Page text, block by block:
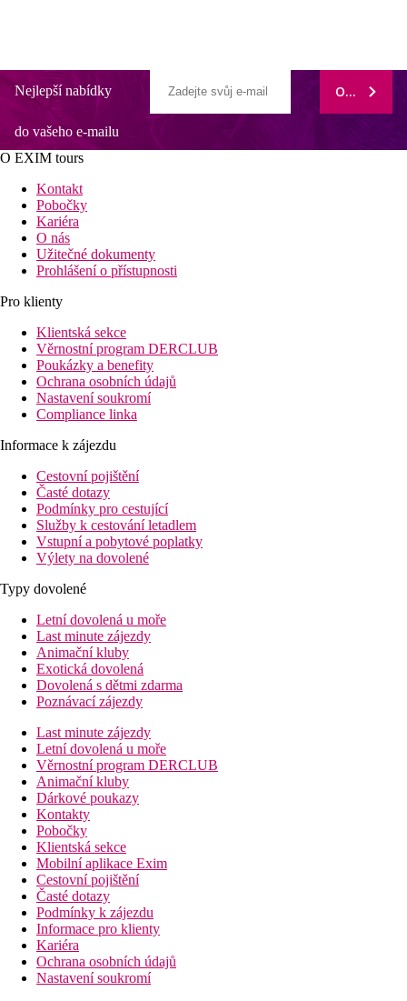
Nejlepší nabídky
do vašeho e-mailu
ODEBÍRAT
O EXIM tours
Kontakt
Pobočky
Kariéra
O nás
Užitečné dokumenty
Prohlášení o přístupnosti
Pro klienty
Klientská sekce
Věrnostní program DERCLUB
Poukázky a benefity
Ochrana osobních údajů
Nastavení soukromí
Compliance linka
Informace k zájezdu
Cestovní pojištění
Časté dotazy
Podmínky pro cestující
Služby k cestování letadlem
Vstupní a pobytové poplatky
Výlety na dovolené
Typy dovolené
Letní dovolená u moře
Last minute zájezdy
Animační kluby
Exotická dovolená
Dovolená s dětmi zdarma
Poznávací zájezdy
Last minute zájezdy
Letní dovolená u moře
Věrnostní program DERCLUB
Animační kluby
Dárkové poukazy
Kontakty
Pobočky
Klientská sekce
Mobilní aplikace Exim
Cestovní pojištění
Časté dotazy
Podmínky k zájezdu
Informace pro klienty
Kariéra
Ochrana osobních údajů
Nastavení soukromí